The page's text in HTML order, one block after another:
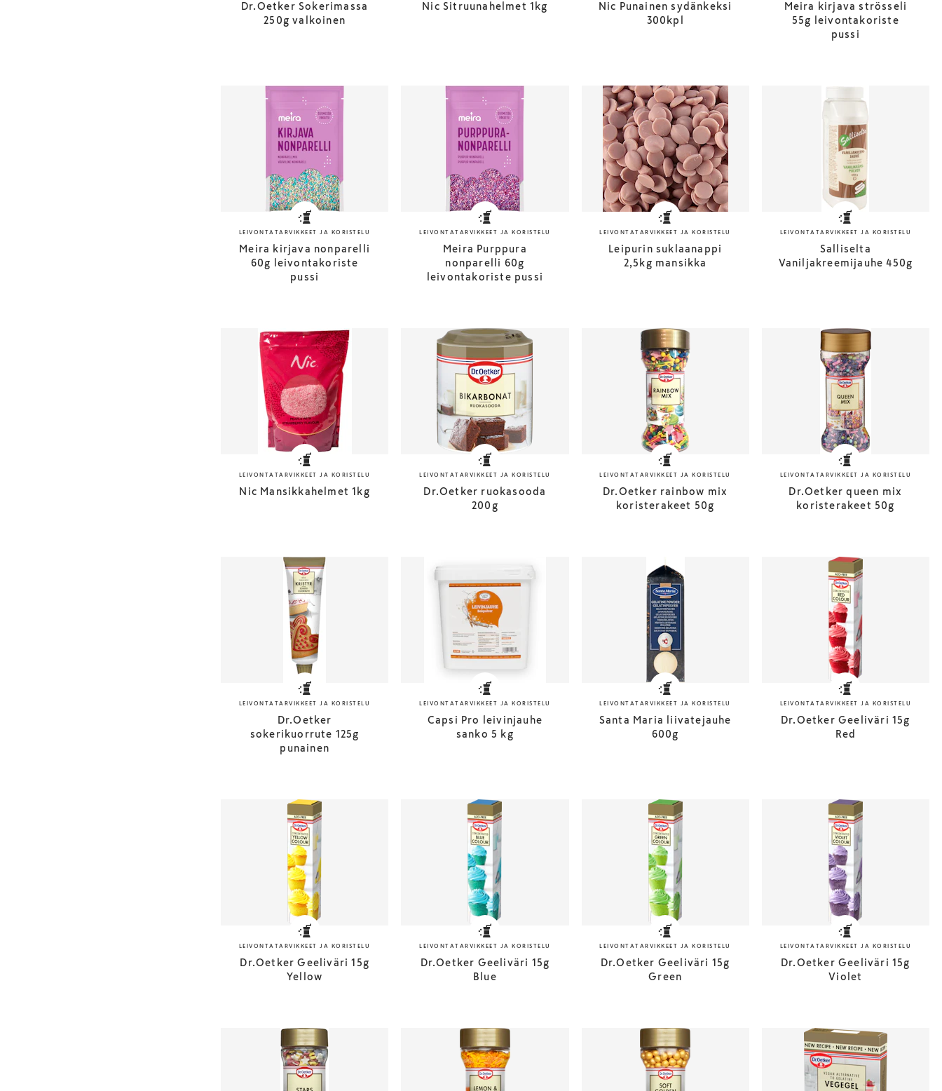
Dr.Oetker Sokerimassa
250g valkoinen
Nic Sitruunahelmet 1kg
Nic Punainen sydänkeksi
300kpl
Meira kirjava strösseli
55g leivontakoriste
pussi
LEIVONTATARVIKKEET JA KORISTELU
Meira kirjava nonparelli
60g leivontakoriste
pussi
LEIVONTATARVIKKEET JA KORISTELU
Meira Purppura
nonparelli 60g
leivontakoriste pussi
LEIVONTATARVIKKEET JA KORISTELU
Leipurin suklaanappi
2,5kg mansikka
LEIVONTATARVIKKEET JA KORISTELU
Salliselta
Vaniljakreemijauhe 450g
LEIVONTATARVIKKEET JA KORISTELU
Nic Mansikkahelmet 1kg
LEIVONTATARVIKKEET JA KORISTELU
Dr.Oetker ruokasooda
200g
LEIVONTATARVIKKEET JA KORISTELU
Dr.Oetker rainbow mix
koristerakeet 50g
LEIVONTATARVIKKEET JA KORISTELU
Dr.Oetker queen mix
koristerakeet 50g
LEIVONTATARVIKKEET JA KORISTELU
Dr.Oetker
sokerikuorrute 125g
punainen
LEIVONTATARVIKKEET JA KORISTELU
Capsi Pro leivinjauhe
sanko 5 kg
LEIVONTATARVIKKEET JA KORISTELU
Santa Maria liivatejauhe
600g
LEIVONTATARVIKKEET JA KORISTELU
Dr.Oetker Geeliväri 15g
Red
LEIVONTATARVIKKEET JA KORISTELU
Dr.Oetker Geeliväri 15g
Yellow
LEIVONTATARVIKKEET JA KORISTELU
Dr.Oetker Geeliväri 15g
Blue
LEIVONTATARVIKKEET JA KORISTELU
Dr.Oetker Geeliväri 15g
Green
LEIVONTATARVIKKEET JA KORISTELU
Dr.Oetker Geeliväri 15g
Violet